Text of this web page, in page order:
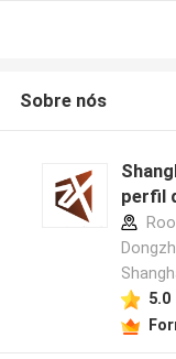
Sobre nós
perfil
5.0